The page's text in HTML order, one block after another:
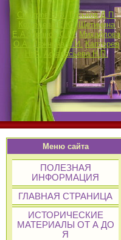
Смотров В.В.
Госьков Д.П.
Кошелева Е.Ю. Щетинина
Е.А.
Иванов С.М. Михайлова
О.А.
Лежнина И.И. Каптерев
Н.Ф. Афанасьева Н.П.
Меню сайта
ПОЛЕЗНАЯ
ИНФОРМАЦИЯ
ГЛАВНАЯ СТРАНИЦА
ИСТОРИЧЕСКИЕ
МАТЕРИАЛЫ ОТ А ДО
Я